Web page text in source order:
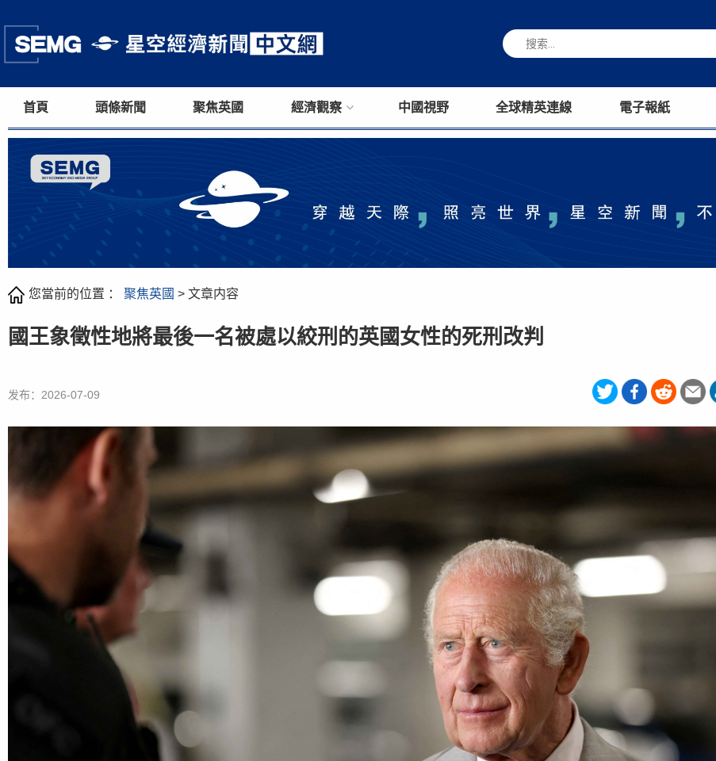
首頁 頭條新聞 聚焦英國 經濟觀察 中國視野 全球精英連線 電子報紙
您當前的位置 ： 聚焦英國 > 文章内容
國王象徵性地將最後一名被處以絞刑的英國女性的死刑改判
发布：2026-07-09